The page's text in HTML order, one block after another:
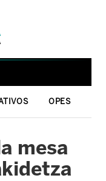
OPES
mesa